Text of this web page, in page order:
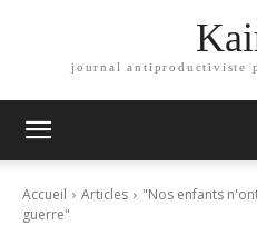
journal antiproductiviste
Accueil Articles
"Nos enfants
guerre"